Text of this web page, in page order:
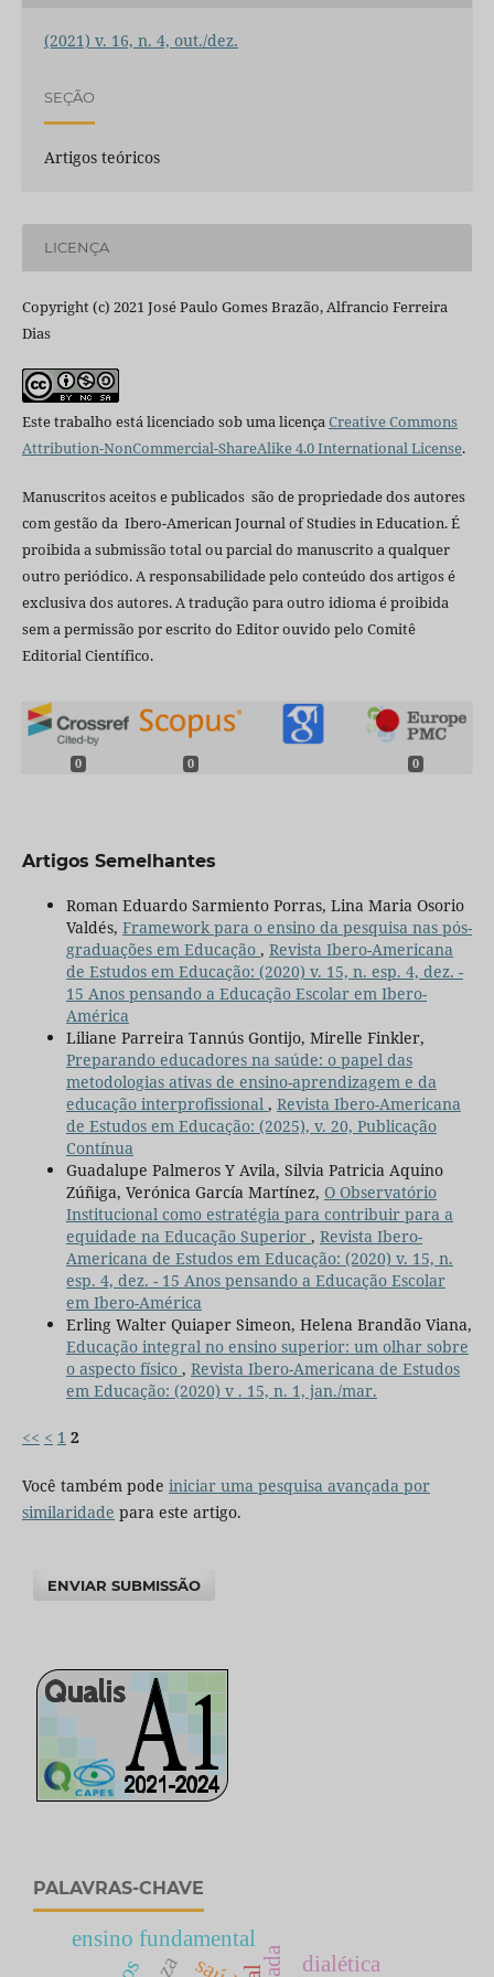
(2021) v. 16, n. 4, out./dez.
SEÇÃO
Artigos teóricos
LICENÇA
Copyright (c) 2021 José Paulo Gomes Brazão, Alfrancio Ferreira
Dias
Este trabalho está licenciado sob uma licençaCreative Commons
Attribution-NonCommercial-ShareAlike 4.0 International License.
Manuscritos aceitos e publicados são de propriedade dos autores
com gestão da Ibero-American Journal of Studies in Education. É
proibida a submissão total ou parcial do manuscrito a qualquer
outro periódico. A responsabilidade pelo conteúdo dos artigos é
exclusiva dos autores. A tradução para outro idioma é proibida
sem a permissão por escrito do Editor ouvido pelo Comitê
Editorial Científico.
0 0 0
Artigos Semelhantes
Roman Eduardo Sarmiento Porras, Lina Maria Osorio
Valdés, Framework para o ensino da pesquisa nas pós-
graduações em Educação , Revista Ibero-Americana
de Estudos em Educação: (2020) v. 15, n. esp. 4, dez. -
15 Anos pensando a Educação Escolar em Ibero-
América
Liliane Parreira Tannús Gontijo, Mirelle Finkler,
Preparando educadores na saúde: o papel das
metodologias ativas de ensino-aprendizagem e da
educação interprofissional , Revista Ibero-Americana
de Estudos em Educação: (2025), v. 20, Publicação
Contínua
Guadalupe Palmeros Y Avila, Silvia Patricia Aquino
Zúñiga, Verónica García Martínez, O Observatório
Institucional como estratégia para contribuir para a
equidade na Educação Superior , Revista Ibero-
Americana de Estudos em Educação: (2020) v. 15, n.
esp. 4, dez. - 15 Anos pensando a Educação Escolar
em Ibero-América
Erling Walter Quiaper Simeon, Helena Brandão Viana,
Educação integral no ensino superior: um olhar sobre
o aspecto físico , Revista Ibero-Americana de Estudos
em Educação: (2020) v . 15, n. 1, jan./mar.
<< < 1 2
Você também pode iniciar uma pesquisa avançada por
similaridade para este artigo.
ENVIAR SUBMISSÃO
PALAVRAS-CHAVE
ensino fundamental
dialética